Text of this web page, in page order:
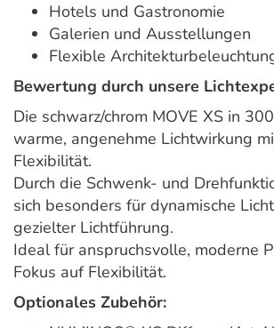
Hotels und Gastronomie
Galerien und Ausstellungen
Flexible
Bewertung durch unsere
Die schwarz/chrom MOVE XS in
warme, angenehme Lichtwirkung
Flexibilität.
Durch die Schwenk- und
sich besonders für dynamische
gezielter Lichtführung.
Ideal für anspruchsvolle, moderne
Fokus auf Flexibilität.
Optionales Zubehör: